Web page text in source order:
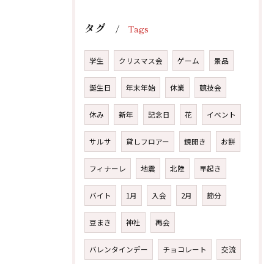
タグ Tags
学生 クリスマス会 ゲーム 景品
誕生日 年末年始 休業 競技会
休み 新年 記念日 花 イベント
サルサ 貸しフロアー 鏡開き お餅
フィナーレ 地震 北陸 早起き
バイト 1月 入会 2月 節分
豆まき 神社 再会
バレンタインデー チョコレート 交流